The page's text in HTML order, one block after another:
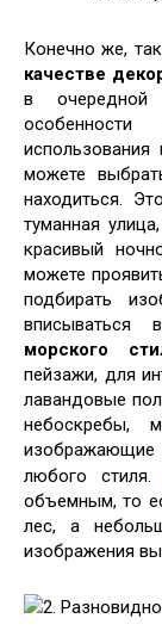
Конечно же,
качестве
в очередной
можете
находиться.
туманная
красивый
можете
подбирать
морского
пейзажи, для
лавандовые
небоскребы,
любого стиля.
объемным, то
лес, а
изображения
2.